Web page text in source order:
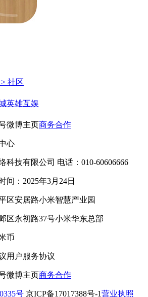
> 社区
英雄互娱
微博主页商务合作
心
科技有限公司 电话：010-60606666
间：2025年3月24日
区安居路小米智慧产业园
区永初路37号小米华东总部
币
用户服务协议
微博主页商务合作
号 京ICP备17017388号-1营业执照